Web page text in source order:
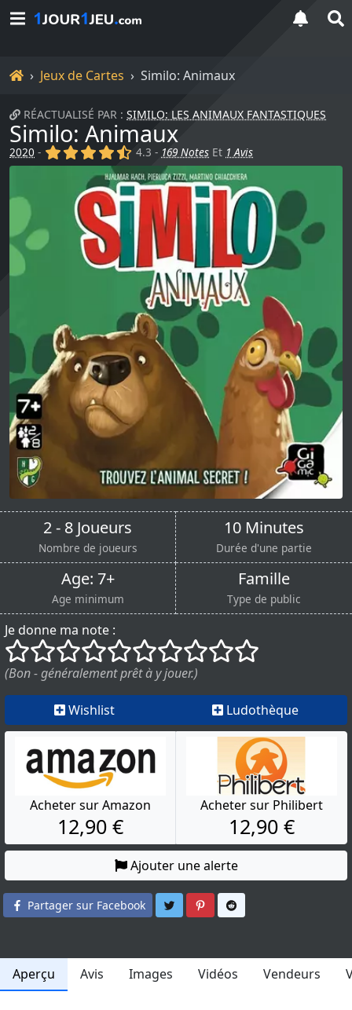
Accueil
Jeux de Cartes Similo: Animaux
RÉACTUALISÉ PAR : SIMILO: LES ANIMAUX FANTASTIQUES
Similo: Animaux
2020 - (x) (x) (x) (x) (,)
4.3 - 169 Notes Et 1 Avis
2 - 8 Joueurs
Nombre de joueurs
10 Minutes
Durée d'une partie
Age: 7+
Age minimum
Famille
Type de public
Je donne ma note :
()
() () () () () () () ()
()
(Bon - généralement prêt à y jouer.)
Wishlist Ludothèque
Acheter sur Amazon
12,90 €
Acheter sur Philibert
12,90 €
Ajouter une alerte
Partager sur Facebook Partager sur Twitter
Partager sur Pinterest
Aperçu Avis Images Vidéos Vendeurs